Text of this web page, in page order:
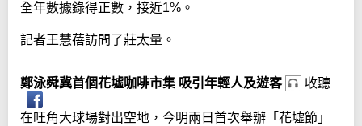
全年數據錄得正數，接近1%。
記者王慧蓓訪問了莊太量。
鄭泳舜冀首個花墟咖啡市集 吸引年輕人及遊客 收聽
在旺角大球場對出空地，今明兩日首次舉辦「花墟節」